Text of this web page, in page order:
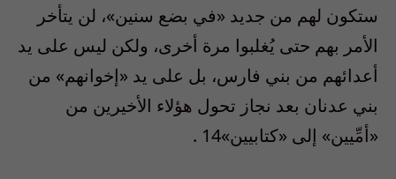
ستكون لهم من جديد «في بضع سنين»، لن يتأخر
الأمر بهم حتى يُغلبوا مرة أخرى، ولكن ليس على يد
أعدائهم من بني فارس، بل على يد «إخوانهم» من
بني عدنان بعد نجاز تحول هؤلاء الأخيرين من
«أمِّيين» إلى «كتابيين»14 .